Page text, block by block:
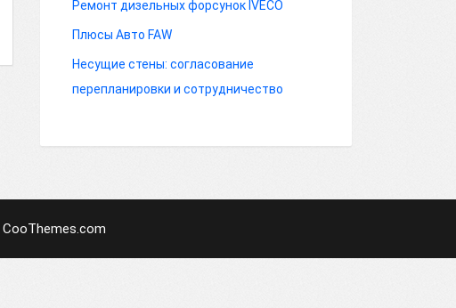
Ремонт дизельных форсунок IVECO
Плюсы Авто FAW
Несущие стены: согласование
перепланировки и сотрудничество
CooThemes.com